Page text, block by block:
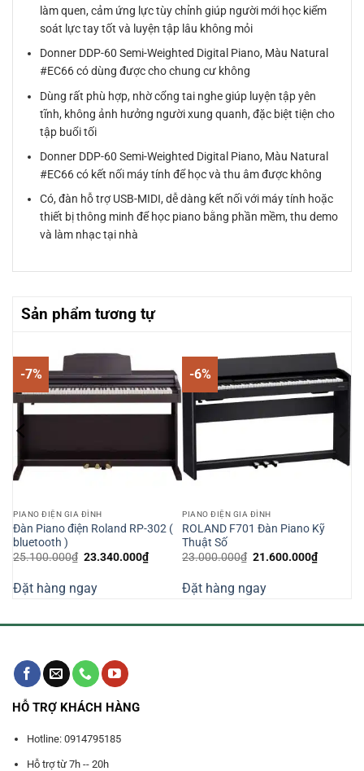
làm quen, cảm ứng lực tùy chỉnh giúp người mới học kiểm
soát lực tay tốt và luyện tập lâu không mỏi
Donner DDP-60 Semi-Weighted Digital Piano, Màu Natural
#EC66 có dùng được cho chung cư không
Dùng rất phù hợp, nhờ cổng tai nghe giúp luyện tập yên
tĩnh, không ảnh hưởng người xung quanh, đặc biệt tiện cho
tập buổi tối
Donner DDP-60 Semi-Weighted Digital Piano, Màu Natural
#EC66 có kết nối máy tính để học và thu âm được không
Có, đàn hỗ trợ USB-MIDI, dễ dàng kết nối với máy tính hoặc
thiết bị thông minh để học piano bằng phần mềm, thu demo
và làm nhạc tại nhà
Sản phẩm tương tự
-7%
PIANO ĐIỆN GIA ĐÌNH
Đàn Piano điện Roland RP-302 (
bluetooth )
25.100.000₫ Giá
25.100.000₫.
23.340.000₫Giá
hiện
23.340.000₫.
Đặt hàng ngay
-6%
PIANO ĐIỆN GIA ĐÌNH
ROLAND F701 Đàn Piano Kỹ
Thuật Số
23.000.000₫ Giá
23.000.000₫.
21.600.000₫Giá
hiện
Đặt hàng ngay
HỖ TRỢ KHÁCH HÀNG
Hotline: 0914795185
Hỗ trợ từ 7h -- 20h